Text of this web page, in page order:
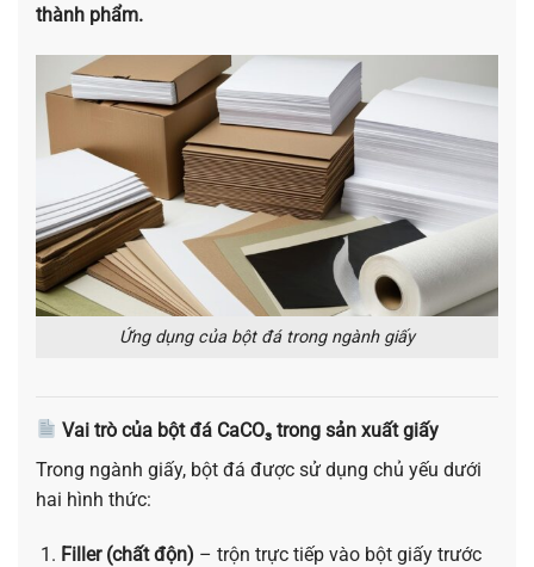
thành phẩm.
Ứng dụng của bột đá trong ngành giấy
Vai trò của bột đá CaCO₃ trong sản xuất giấy
Trong ngành giấy, bột đá được sử dụng chủ yếu dưới
hai hình thức:
Filler (chất độn) – trộn trực tiếp vào bột giấy trước